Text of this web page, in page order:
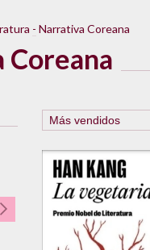
- Narrativa Coreana